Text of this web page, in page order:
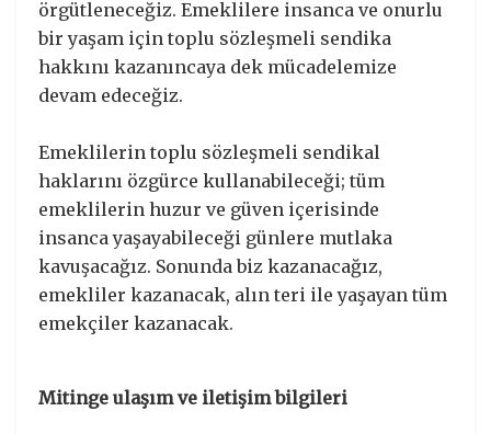
örgütleneceğiz. Emeklilere insanca ve onurlu
bir yaşam için toplu sözleşmeli sendika
hakkını kazanıncaya dek mücadelemize
devam edeceğiz.
Emeklilerin toplu sözleşmeli sendikal
haklarını özgürce kullanabileceği; tüm
emeklilerin huzur ve güven içerisinde
insanca yaşayabileceği günlere mutlaka
kavuşacağız. Sonunda biz kazanacağız,
emekliler kazanacak, alın teri ile yaşayan tüm
emekçiler kazanacak.
Mitinge ulaşım ve iletişim bilgileri